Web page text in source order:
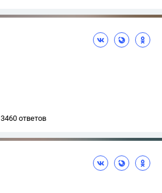
3460 ответов